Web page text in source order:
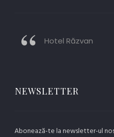
Hotel Răzvan
NEWSLETTER
Abonează-te la newsletter-ul